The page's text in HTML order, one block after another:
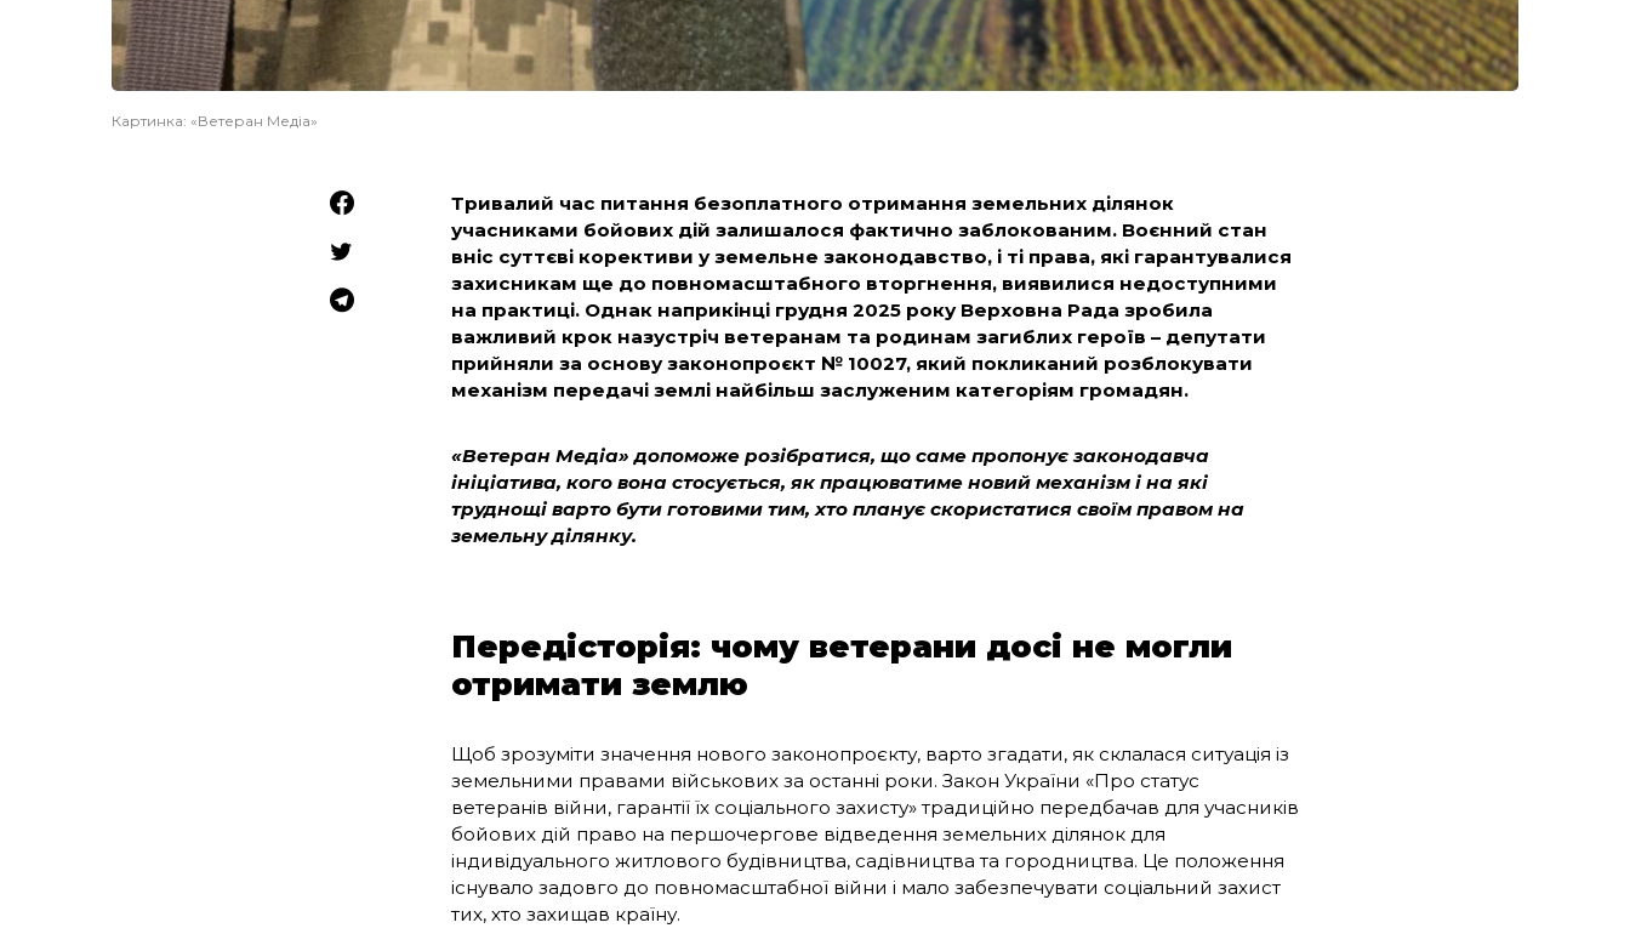
Картинка: «Ветеран Медіа»
Тривалий час питання безоплатного отримання земельних ділянок
учасниками бойових дій залишалося фактично заблокованим. Воєнний стан
вніс суттєві корективи у земельне законодавство, і ті права, які гарантувалися
захисникам ще до повномасштабного вторгнення, виявилися недоступними
на практиці. Однак наприкінці грудня 2025 року Верховна Рада зробила
важливий крок назустріч ветеранам та родинам загиблих героїв – депутати
прийняли за основу законопроєкт № 10027, який покликаний розблокувати
механізм передачі землі найбільш заслуженим категоріям громадян.
«Ветеран Медіа» допоможе розібратися, що саме пропонує законодавча
ініціатива, кого вона стосується, як працюватиме новий механізм і на які
труднощі варто бути готовими тим, хто планує скористатися своїм правом на
земельну ділянку.
Передісторія: чому ветерани досі не могли
отримати землю
Щоб зрозуміти значення нового законопроєкту, варто згадати, як склалася ситуація із
земельними правами військових за останні роки. Закон України «Про статус
ветеранів війни, гарантії їх соціального захисту» традиційно передбачав для учасників
бойових дій право на першочергове відведення земельних ділянок для
індивідуального житлового будівництва, садівництва та городництва. Це положення
існувало задовго до повномасштабної війни і мало забезпечувати соціальний захист
тих, хто захищав країну.